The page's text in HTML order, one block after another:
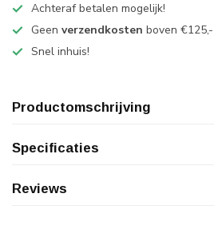
Achteraf betalen mogelijk!
Geen verzendkosten boven €125,-
Snel inhuis!
Productomschrijving
Specificaties
Reviews